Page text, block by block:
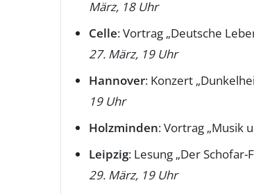
März, 18 Uhr
Celle: Vortrag „Deutsche
27. März, 19 Uhr
Hannover: Konzert
19 Uhr
Holzminden: Vortrag „Musik
Leipzig: Lesung „Der
29. März, 19 Uhr